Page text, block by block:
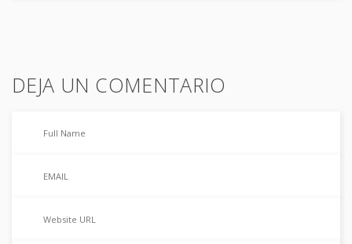
DEJA UN COMENTARIO